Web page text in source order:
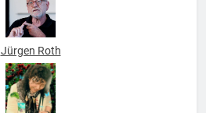
Jürgen Roth